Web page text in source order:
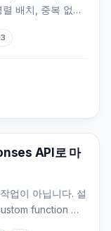
배치, 중복 없는
3
API로 마
업이 아닙니다. 설
function 실